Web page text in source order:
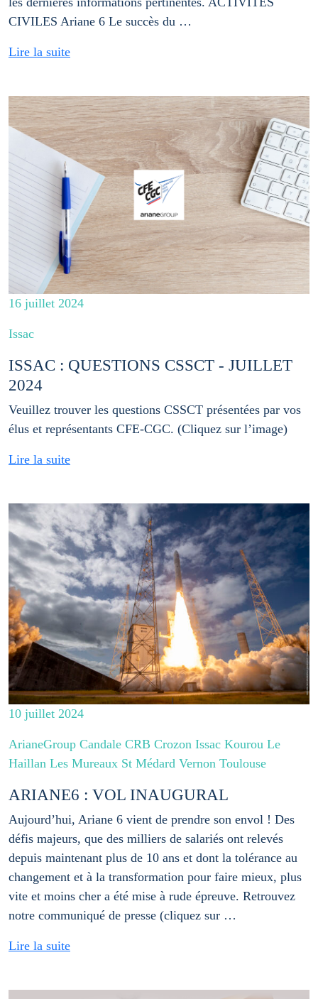
CIVILES Ariane 6 Le succès du …
Lire la suite
16 juillet 2024
Issac
ISSAC : QUESTIONS CSSCT - JUILLET
2024
Veuillez trouver les questions CSSCT présentées par vos
élus et représentants CFE-CGC. (Cliquez sur l’image)
Lire la suite
10 juillet 2024
ArianeGroup Candale CRB Crozon Issac Kourou Le
Haillan Les Mureaux St Médard Vernon Toulouse
ARIANE6 : VOL INAUGURAL
Aujourd’hui, Ariane 6 vient de prendre son envol ! Des
défis majeurs, que des milliers de salariés ont relevés
depuis maintenant plus de 10 ans et dont la tolérance au
changement et à la transformation pour faire mieux, plus
vite et moins cher a été mise à rude épreuve. Retrouvez
notre communiqué de presse (cliquez sur …
Lire la suite